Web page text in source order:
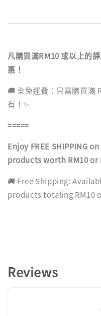
凡購買滿RM10 或以上的
惠！
🚚 全免運費：只需購買滿
有！✨
=====
Enjoy FREE SHIPPING
products worth RM10 or
🚚 Free Shipping:
products totaling RM10
Reviews